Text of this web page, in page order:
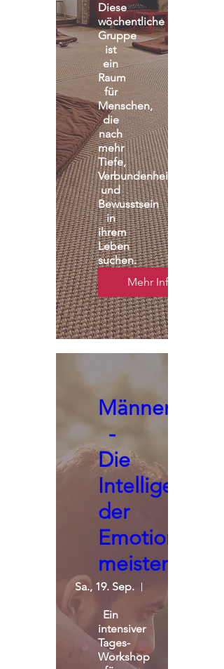
Diese
wöchentliche
Gruppe
ist
ein
Raum
für
Menschen,
die
nach
mehr
Tiefe,
Verbundenheit
und
Bewusstsein
in
ihrem
Leben
suchen.
Mehr Infos
-
Die
Intelligenz
der
Emotionen
meistern
Sa., 19. Sep.
Ein
intensiver
Tages-
Workshop